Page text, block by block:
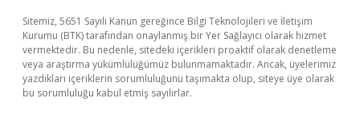
Sitemiz, 5651 Sayılı Kanun gereğince Bilgi Teknolojileri ve İletişim
Kurumu (BTK) tarafından onaylanmış bir Yer Sağlayıcı olarak hizmet
vermektedir. Bu nedenle, sitedeki içerikleri proaktif olarak denetleme
veya araştırma yükümlülüğümüz bulunmamaktadır. Ancak, üyelerimiz
yazdıkları içeriklerin sorumluluğunu taşımakta olup, siteye üye olarak
bu sorumluluğu kabul etmiş sayılırlar.